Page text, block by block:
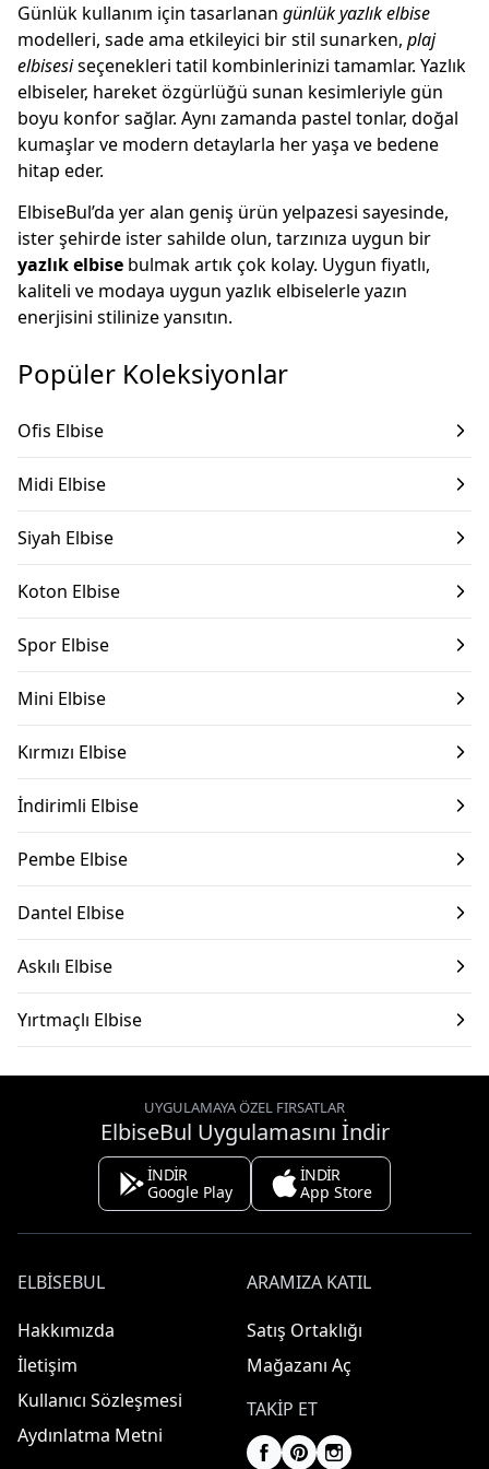
Günlük kullanım için tasarlanan günlük yazlık elbise
modelleri, sade ama etkileyici bir stil sunarken, plaj
elbisesiseçenekleri tatil kombinlerinizi tamamlar. Yazlık
elbiseler, hareket özgürlüğü sunan kesimleriyle gün
boyu konfor sağlar. Aynı zamanda pastel tonlar, doğal
kumaşlar ve modern detaylarla her yaşa ve bedene
hitap eder.
ElbiseBul’da yer alan geniş ürün yelpazesi sayesinde,
ister şehirde ister sahilde olun, tarzınıza uygun bir
yazlık elbise bulmak artık çok kolay. Uygun fiyatlı,
kaliteli ve modaya uygun yazlık elbiselerle yazın
enerjisini stilinize yansıtın.
Popüler Koleksiyonlar
Ofis Elbise
Midi Elbise
Siyah Elbise
Koton Elbise
Spor Elbise
Mini Elbise
Kırmızı Elbise
İndirimli Elbise
Pembe Elbise
Dantel Elbise
Askılı Elbise
Yırtmaçlı Elbise
UYGULAMAYA ÖZEL FIRSATLAR
ElbiseBul Uygulamasını İndir
İNDİR
Google Play
İNDİR
App Store
ELBISEBUL
Hakkımızda
İletişim
Kullanıcı Sözleşmesi
Aydınlatma Metni
ARAMIZA KATIL
Satış Ortaklığı
Mağazanı Aç
TAKIP ET